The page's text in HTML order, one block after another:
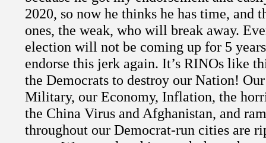
2020, so now he thinks he has time, and
ones, the weak, who will break away.
election will not be coming up for 5
endorse this jerk again. It’s RINOs like
the Democrats to destroy our Nation!
Military, our Economy, Inflation, the
the China Virus and Afghanistan, and
throughout our Democrat-run cities are